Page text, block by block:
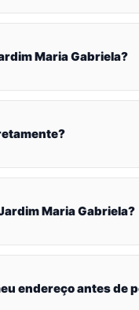
Maria Gabriela?
Maria Gabriela?
endereço antes de